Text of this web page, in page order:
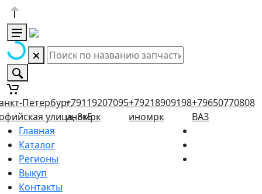
Петербург,
улица, 8к5
+79119207095
иномрк
+79218909198
иномрк
+79650770808
ВАЗ
Главная
Каталог
Регионы
Выкуп
Контакты